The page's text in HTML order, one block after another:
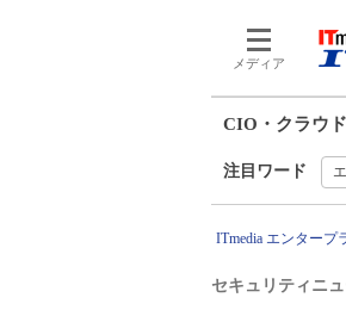
メディア
CIO・クラウ
注目ワード
ITmedia エンタープ
セキュリティニ